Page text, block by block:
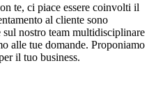
te, ci piace essere coinvolti il
al cliente sono
nostro team multidisciplinare
alle tue domande. Proponiamo
il tuo business.